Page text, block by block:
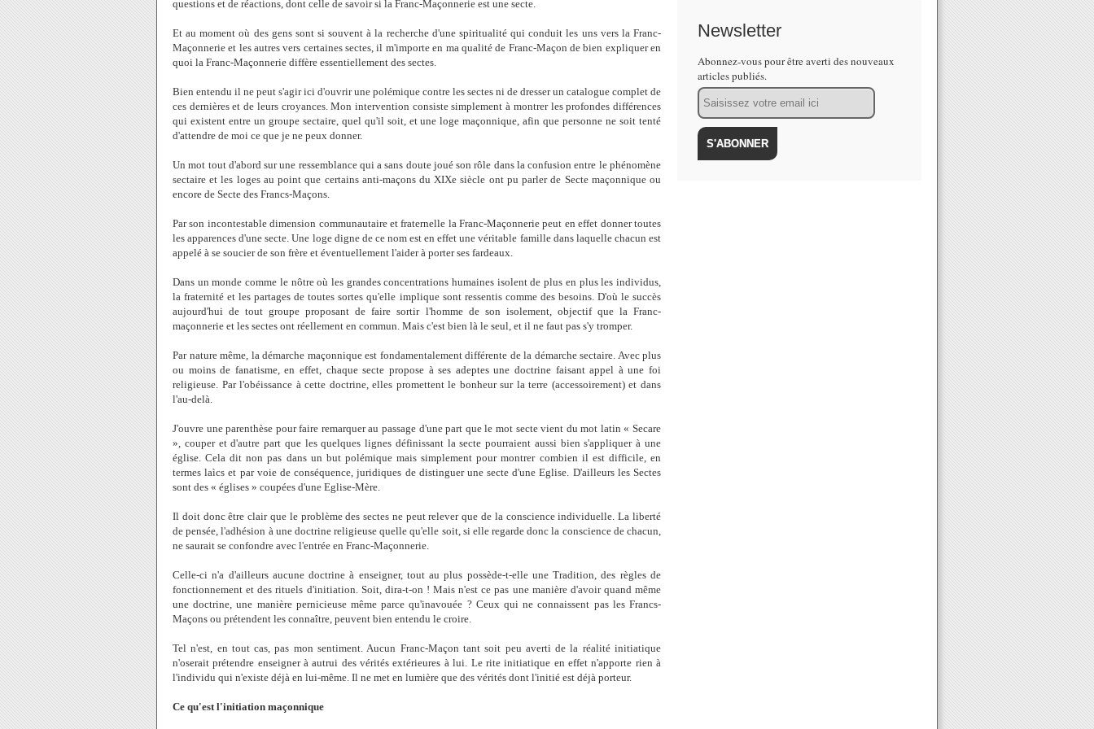
questions et de réactions, dont celle de savoir si la Franc-Maçonnerie est une secte.
Et au moment où des gens sont si souvent à la recherche d'une spiritualité qui conduit les uns vers la Franc-
Maçonnerie et les autres vers certaines sectes, il m'importe en ma qualité de Franc-Maçon de bien expliquer en
quoi la Franc-Maçonnerie diffère essentiellement des sectes.
Bien entendu il ne peut s'agir ici d'ouvrir une polémique contre les sectes ni de dresser un catalogue complet de
ces dernières et de leurs croyances. Mon intervention consiste simplement à montrer les profondes différences
qui existent entre un groupe sectaire, quel qu'il soit, et une loge maçonnique, afin que personne ne soit tenté
d'attendre de moi ce que je ne peux donner.
Un mot tout d'abord sur une ressemblance qui a sans doute joué son rôle dans la confusion entre le phénomène
sectaire et les loges au point que certains anti-maçons du XIXe siècle ont pu parler de Secte maçonnique ou
encore de Secte des Francs-Maçons.
Par son incontestable dimension communautaire et fraternelle la Franc-Maçonnerie peut en effet donner toutes
les apparences d'une secte. Une loge digne de ce nom est en effet une véritable famille dans laquelle chacun est
appelé à se soucier de son frère et éventuellement l'aider à porter ses fardeaux.
Dans un monde comme le nôtre où les grandes concentrations humaines isolent de plus en plus les individus,
la fraternité et les partages de toutes sortes qu'elle implique sont ressentis comme des besoins. D'où le succès
aujourd'hui de tout groupe proposant de faire sortir l'homme de son isolement, objectif que la Franc-
maçonnerie et les sectes ont réellement en commun. Mais c'est bien là le seul, et il ne faut pas s'y tromper.
Par nature même, la démarche maçonnique est fondamentalement différente de la démarche sectaire. Avec plus
ou moins de fanatisme, en effet, chaque secte propose à ses adeptes une doctrine faisant appel à une foi
religieuse. Par l'obéissance à cette doctrine, elles promettent le bonheur sur la terre (accessoirement) et dans
l'au-delà.
J'ouvre une parenthèse pour faire remarquer au passage d'une part que le mot secte vient du mot latin « Secare
», couper et d'autre part que les quelques lignes définissant la secte pourraient aussi bien s'appliquer à une
église. Cela dit non pas dans un but polémique mais simplement pour montrer combien il est difficile, en
termes laìcs et par voie de conséquence, juridiques de distinguer une secte d'une Eglise. D'ailleurs les Sectes
sont des « églises » coupées d'une Eglise-Mère.
Il doit donc être clair que le problème des sectes ne peut relever que de la conscience individuelle. La liberté
de pensée, l'adhésion à une doctrine religieuse quelle qu'elle soit, si elle regarde donc la conscience de chacun,
ne saurait se confondre avec l'entrée en Franc-Maçonnerie.
Celle-ci n'a d'ailleurs aucune doctrine à enseigner, tout au plus possède-t-elle une Tradition, des règles de
fonctionnement et des rituels d'initiation. Soit, dira-t-on ! Mais n'est ce pas une manière d'avoir quand même
une doctrine, une manière pernicieuse même parce qu'inavouée ? Ceux qui ne connaissent pas les Francs-
Maçons ou prétendent les connaître, peuvent bien entendu le croire.
Tel n'est, en tout cas, pas mon sentiment. Aucun Franc-Maçon tant soit peu averti de la réalité initiatique
n'oserait prétendre enseigner à autrui des vérités extérieures à lui. Le rite initiatique en effet n'apporte rien à
l'individu qui n'existe déjà en lui-même. Il ne met en lumière que des vérités dont l'initié est déjà porteur.
Ce qu'est l'initiation maçonnique
Newsletter
Abonnez-vous pour être averti des nouveaux
articles publiés.
Email